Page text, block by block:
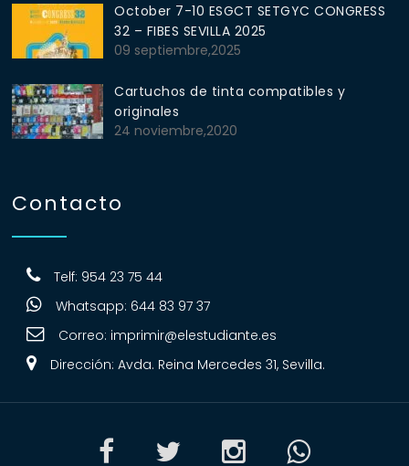
October 7-10 ESGCT SETGYC CONGRESS
32 – FIBES SEVILLA 2025
09 septiembre,2025
Cartuchos de tinta compatibles y
originales
24 noviembre,2020
Contacto
Telf: 954 23 75 44
Whatsapp: 644 83 97 37
Correo: imprimir@elestudiante.es
Dirección: Avda. Reina Mercedes 31, Sevilla.